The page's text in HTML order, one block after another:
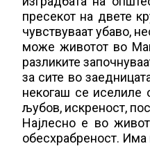
пресекот на двете
чувствуваат убаво,
може животот во
разликите
за сите во
некогаш се иселиле
љубов, искреност,
Најлесно е во
обесхрабреност.